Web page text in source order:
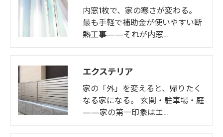
内窓1枚で、家の寒さが変わる。
最も手軽で補助金が使いやすい断
熱工事——それが内窓…
エクステリア
家の「外」を変えると、帰りたく
なる家になる。 玄関・駐車場・庭
——家の第一印象はエ…